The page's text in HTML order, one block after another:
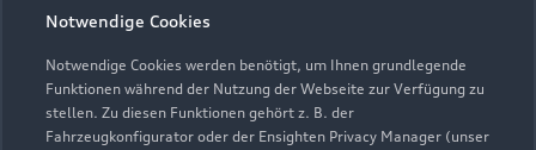
Notwendige Cookies
Notwendige Cookies werden benötigt, um Ihnen grundlegende
Funktionen während der Nutzung der Webseite zur Verfügung zu
stellen. Zu diesen Funktionen gehört z. B. der
Fahrzeugkonfigurator oder der Ensighten Privacy Manager (unser
Service
Geschlossen,öffnet am Montag 07:00